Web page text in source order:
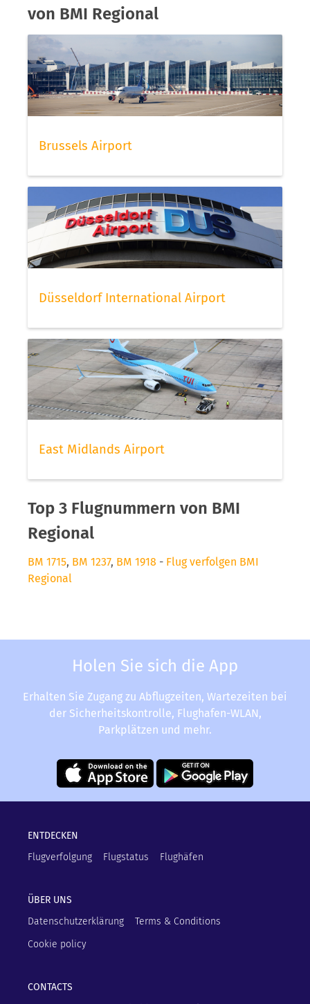
von BMI Regional
Brussels Airport
Düsseldorf International Airport
East Midlands Airport
Top 3 Flugnummern von BMI
Regional
BM 1715, BM 1237, BM 1918 - Flug verfolgen BMI
Regional
Holen Sie sich die App
Erhalten Sie Zugang zu Abflugzeiten, Wartezeiten bei
der Sicherheitskontrolle, Flughafen-WLAN,
Parkplätzen und mehr.
ENTDECKEN
Flugverfolgung
Flugstatus Flughäfen
ÜBER UNS
Datenschutzerklärung
Terms & Conditions
Cookie policy
CONTACTS